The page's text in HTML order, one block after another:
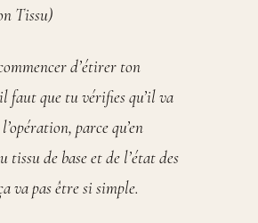
Tissu)
d’étirer ton
faut que tu vérifies qu’il va
parce qu’en
tissu de base et de l’état des
va pas être si simple.